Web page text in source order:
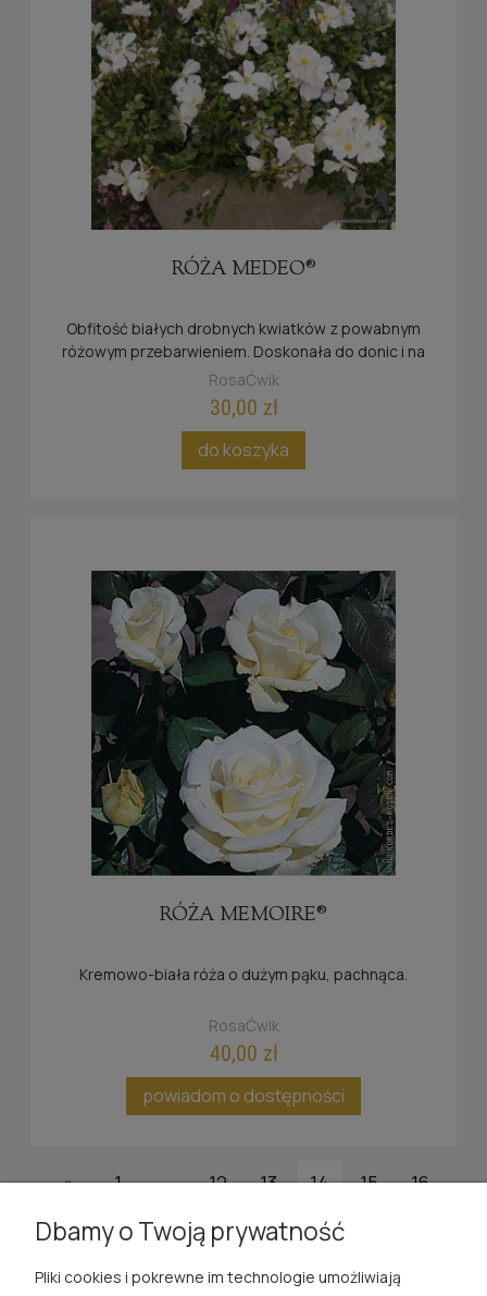
RÓŻA MEDEO®
Obfitość białych drobnych kwiatków z powabnym
różowym przebarwieniem. Doskonała do donic i na
publiczne tereny zieleni.
RosaĆwik
30,00 zł
do koszyka
RÓŻA MEMOIRE®
Kremowo-biała róża o dużym pąku, pachnąca.
RosaĆwik
40,00 zł
powiadom o dostępności
« 1 ... 12 13 14 15
16
17
»
Dbamy o Twoją prywatność
Pliki cookies i pokrewne im technologie umożliwiają